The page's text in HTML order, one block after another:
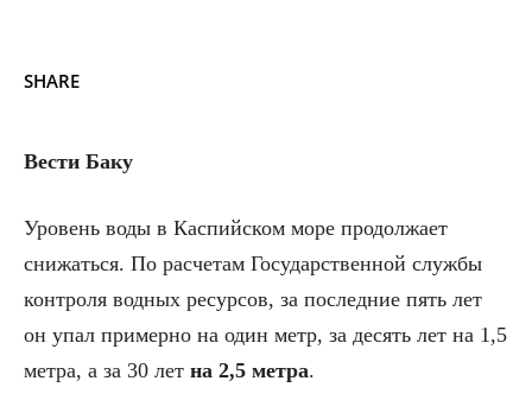
SHARE
Вести Баку
Уровень воды в Каспийском море продолжает
снижаться. По расчетам Государственной службы
контроля водных ресурсов, за последние пять лет
он упал примерно на один метр, за десять лет на 1,5
метра, а за 30 лет на 2,5 метра.